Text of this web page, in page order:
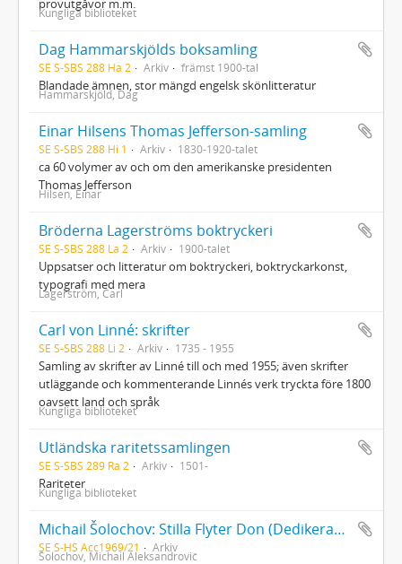
Kungliga biblioteket
Dag Hammarskjölds boksamling
SE S-SBS 288 Ha 2 Arkiv främst 1900-tal
Blandade ämnen, stor mängd engelsk skönlitteratur
Hammarskjöld, Dag
Einar Hilsens Thomas Jefferson-samling
SE S-SBS 288 Hi 1 Arkiv 1830-1920-talet
ca 60 volymer av och om den amerikanske presidenten
Thomas Jefferson
Hilsen, Einar
Bröderna Lagerströms boktryckeri
SE S-SBS 288 La 2 Arkiv 1900-talet
Uppsatser och litteratur om boktryckeri, boktryckarkonst,
typografi med mera
Lagerström, Carl
Carl von Linné: skrifter
SE S-SBS 288 Li 2 Arkiv 1735 - 1955
Samling av skrifter av Linné till och med 1955; även skrifter
utläggande och kommenterande Linnés verk tryckta före 1800
oavsett land och språk
Kungliga biblioteket
Utländska raritetssamlingen
SE S-SBS 289 Ra 2 Arkiv 1501-
Rariteter
Kungliga biblioteket
Michail Šolochov: Stilla Flyter Don (Dedikerade böcker och manuskriptfragment)
SE S-HS Acc1969/21 Arkiv
Šolochov, Michail Aleksandrovič